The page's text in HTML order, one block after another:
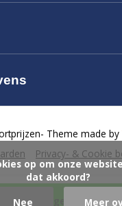
Toevoegen aan
Privacy- & Cookie
- Theme made by
dat akkoord?
Nee Meer